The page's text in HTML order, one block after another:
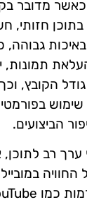
מדובר
חזותי,
גבוהה,
תמונות,
הקובץ,
הביצועים.
ערך רב
החוויה